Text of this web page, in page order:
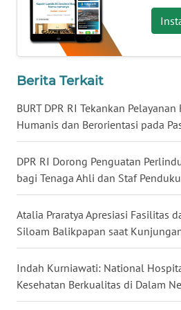
Berita Terkait
BURT DPR RI Tekankan
Humanis dan Berorientasi pada
DPR RI Dorong Penguatan
bagi Tenaga Ahli dan Staf
Atalia Praratya Apresiasi Fasilitas
Siloam Balikpapan saat Kunjungan
Indah Kurniawati: National
Kesehatan Berkualitas di Dalam
WN
BABEL
SUMBAR
WN
WN
BENGKULU
WN
LAMPUNG
WN
JATENG